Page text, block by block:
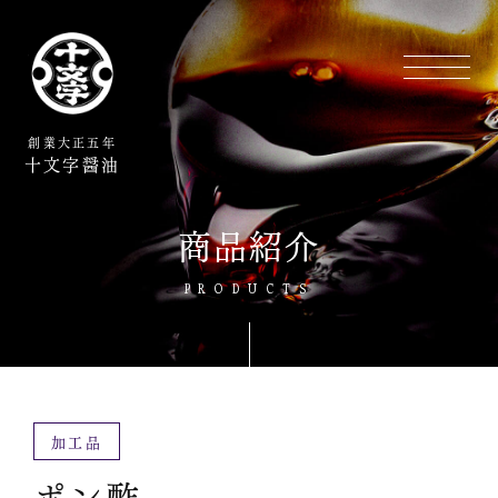
創業大正五年
十文字醤油
商品紹介
PRODUCTS
加工品